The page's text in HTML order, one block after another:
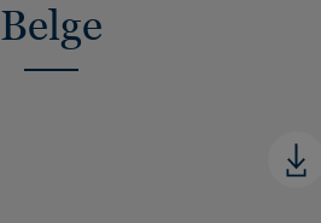
Belge